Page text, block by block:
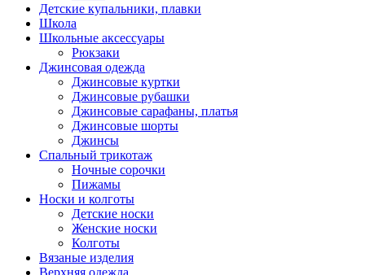
Детские купальники, плавки
Школа
Школьные аксессуары
Рюкзаки
Джинсовая одежда
Джинсовые куртки
Джинсовые рубашки
Джинсовые сарафаны, платья
Джинсовые шорты
Джинсы
Спальный трикотаж
Ночные сорочки
Пижамы
Носки и колготы
Детские носки
Женские носки
Колготы
Вязаные изделия
Верхняя одежда